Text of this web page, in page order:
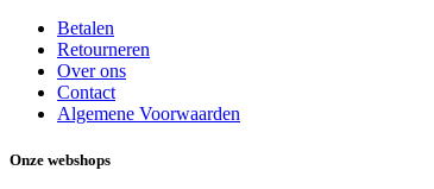
Betalen
Retourneren
Over ons
Contact
Algemene Voorwaarden
Onze webshops